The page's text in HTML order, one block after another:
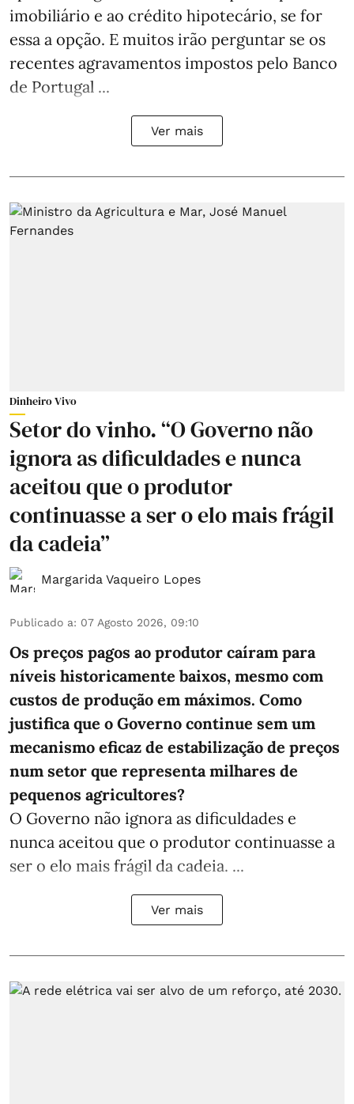
imobiliário e ao crédito hipotecário, se for
essa a opção. E muitos irão perguntar se os
recentes agravamentos impostos pelo Banco
de Portugal ...
Ver mais
Dinheiro Vivo
Setor do vinho. “O Governo não
ignora as dificuldades e nunca
aceitou que o produtor
continuasse a ser o elo mais frágil
da cadeia”
Margarida Vaqueiro Lopes
Publicado a: 07 Agosto 2026, 09:10
Os preços pagos ao produtor caíram para
níveis historicamente baixos, mesmo com
custos de produção em máximos. Como
justifica que o Governo continue sem um
mecanismo eficaz de estabilização de preços
num setor que representa milhares de
pequenos agricultores?
O Governo não ignora as dificuldades e
nunca aceitou que o produtor continuasse a
ser o elo mais frágil da cadeia. ...
Ver mais